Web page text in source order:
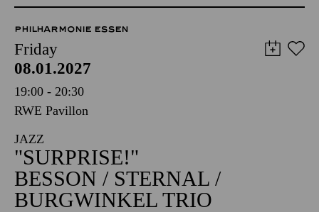
PHILHARMONIE ESSEN
Friday
08.01.2027
19:00 - 20:30
RWE Pavillon
JAZZ
"SURPRISE!"
BESSON / STERNAL /
BURGWINKEL TRIO